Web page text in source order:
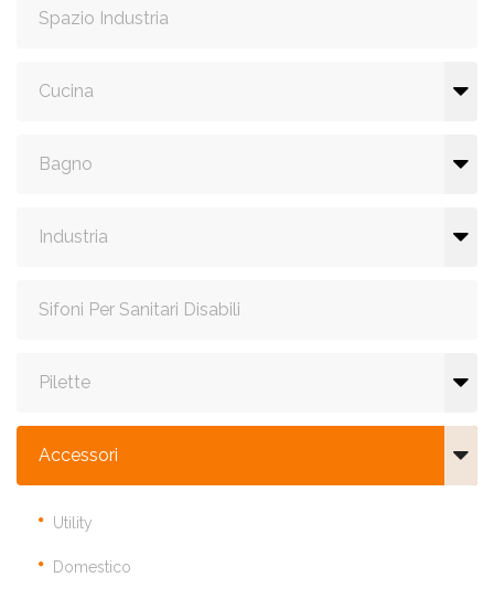
Spazio Industria
Cucina
Bagno
Industria
Sifoni Per Sanitari Disabili
Pilette
Accessori
Utility
Domestico